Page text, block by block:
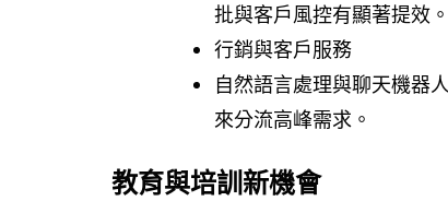
批與客戶風控有顯著提效。
行銷與客戶服務
自然語言處理與聊天機器
來分流高峰需求。
教育與培訓新機會